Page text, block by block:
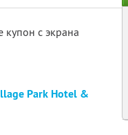
купон с экрана
Park Hotel &